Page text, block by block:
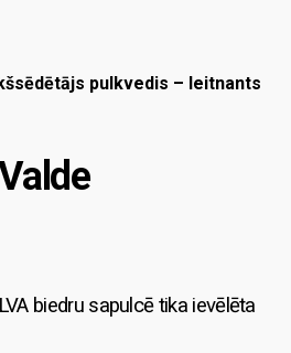
pulkvedis – leitnants
biedru sapulcētika ievēlēta